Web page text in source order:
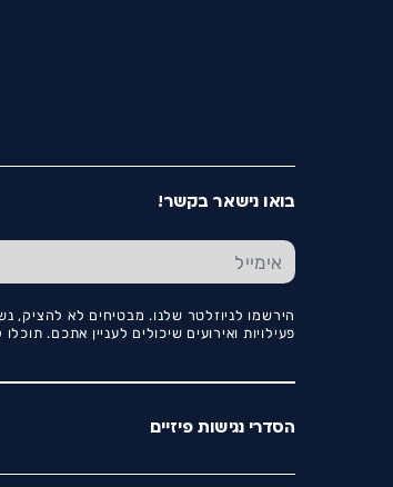
בואו נישאר בקשר!
הירשמו לניוזלטר שלנו. מבטיחים לא להציק,
פעילויות ואירועים שיכולים לעניין אתכם.
הסדרי נגישות פיזיים